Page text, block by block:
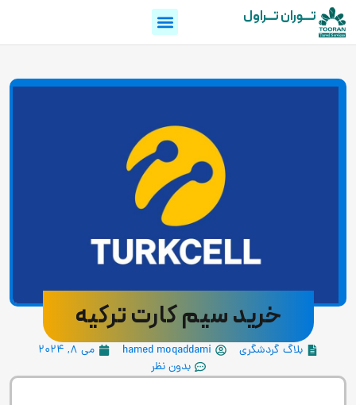
تـــوران تـــراول
خرید سیم کارت ترکیه
بلاگ گردشگری hamed moqaddami
می 8, 2024
بدون نظر